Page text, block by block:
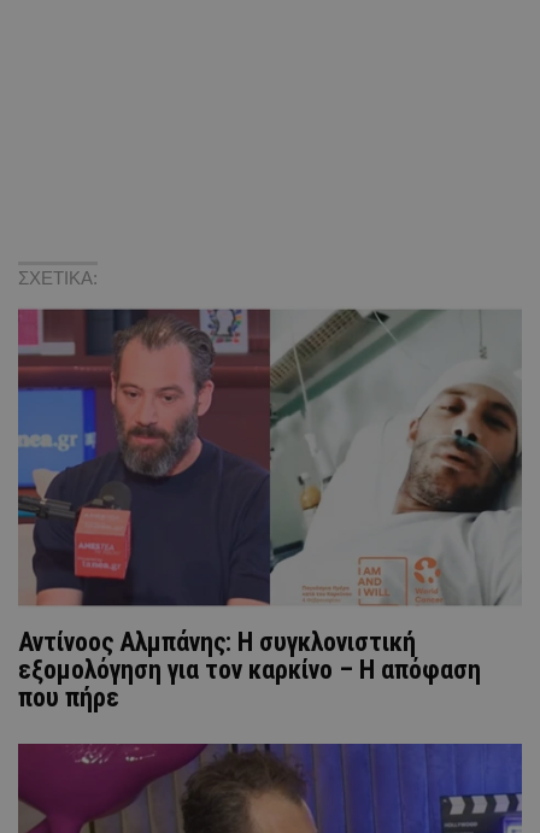
ΣΧΕΤΙΚΑ:
Αντίνοος Αλμπάνης: Η συγκλονιστική
εξομολόγηση για τον καρκίνο – Η απόφαση
που πήρε